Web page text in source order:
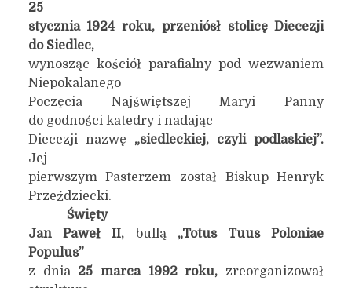
25
stycznia 1924 roku, przeniósł stolicę Diecezji
do Siedlec,
wynosząc kościół parafialny pod wezwaniem
Niepokalanego
Poczęcia Najświętszej Maryi Panny
do godności katedry i nadając
Diecezji nazwę „siedleckiej, czyli podlaskiej”.
Jej
pierwszym Pasterzem został Biskup Henryk
Przeździecki.
Święty
Jan Paweł II,
bullą „Totus Tuus Poloniae
Populus”
z dnia 25 marca 1992 roku, zreorganizował